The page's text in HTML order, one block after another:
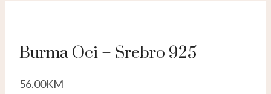
Burma Oci – Srebro 925
56.00KM